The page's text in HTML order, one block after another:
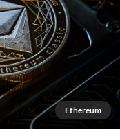
Ethereum